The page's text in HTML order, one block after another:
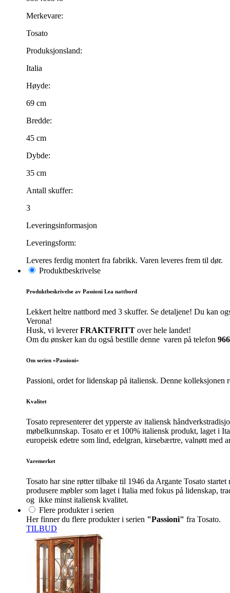
Merkevare:
Tosato
Produksjonsland:
Italia
Høyde:
69 cm
Bredde:
45 cm
Dybde:
35 cm
Antall skuffer:
3
Leveringsinformasjon
Leveringsform:
Leveres ferdig montert fra fabrikk. Varen leveres frem til dør.
Produktbeskrivelse
Produktbeskrivelse av Passioni Lea nattbord
Lekkert heltre nattbord med 3 skuffer. Se detaljene! Du kan
Verona!
Husk, vi levererFRAKTFRITT over hele landet!
Om du ønsker kan du også bestille denne varen på telefon
Om serien «Passioni»
Passioni, ordet for lidenskap på italiensk. Denne
Kvalitet
Tosato representerer det ypperste av italiensk
møbelkunnskap. Tosato er et 100% italiensk produkt, laget i
europeisk edetre som lind, edelgran, kirsebærtre, valnøtt med
Varemerket
Tosato har sine røtter tilbake til 1946 da Argante Tosato
produsere møbler som laget i Italia med fokus på lidenskap,
og ikke minst italiensk kvalitet.
Flere produkter i serien
Her finner du flere produkter i serien "Passioni" fra Tosato.
TILBUD